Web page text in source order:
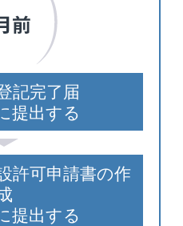
記完了届
提出する
許可申請書の作
提出する